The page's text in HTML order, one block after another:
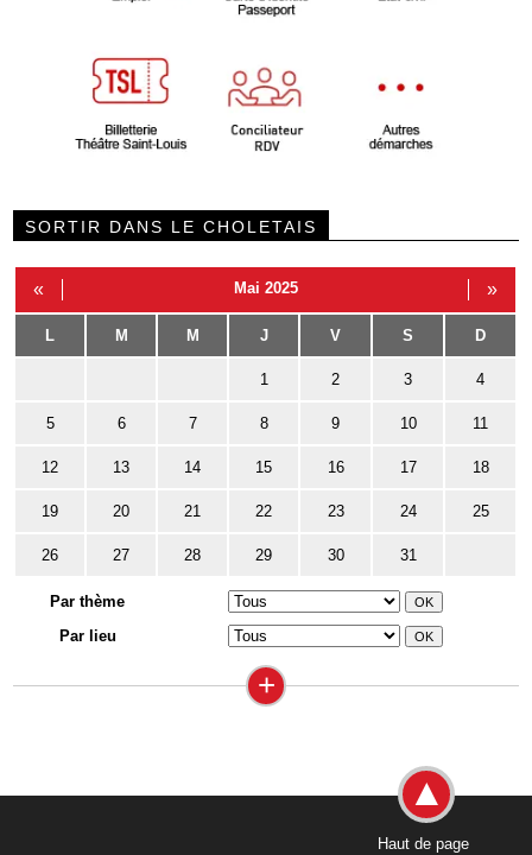
SORTIR DANS LE CHOLETAIS
« Mai 2025 »
L M M J V S D
1 2 3 4
5 6 7 8 9 10 11
12 13 14 15 16 17 18
19 20 21 22 23 24 25
26 27 28 29 30 31
Par thème
Par lieu
+
Haut de page